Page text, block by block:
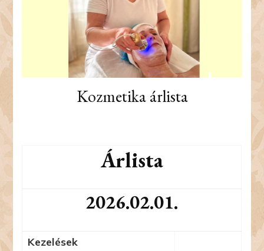
Kozmetika árlista
Árlista
2026.02.01.
Kezelések